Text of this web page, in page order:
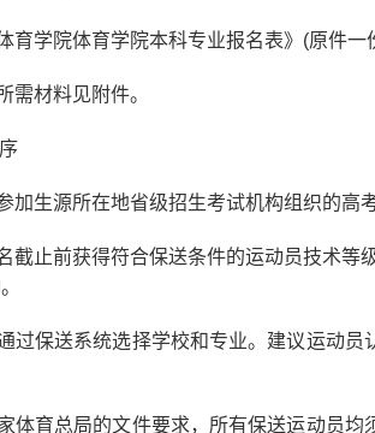
院体育学院本科专业报名表》(原件一
材料见附件。
源所在地省级招生考试机构组织的高
前获得符合保送条件的运动员技术等级
送系统选择学校和专业。建议运动员
总局的文件要求，所有保送运动员均